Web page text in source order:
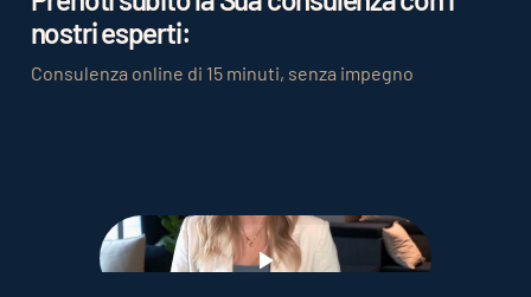
le collaborazioni precedenti per assicurarsi che
l’influencer sia in linea con il brand.
nostri esperti:
Consulenza online di 15 minuti, senza impegno
Play